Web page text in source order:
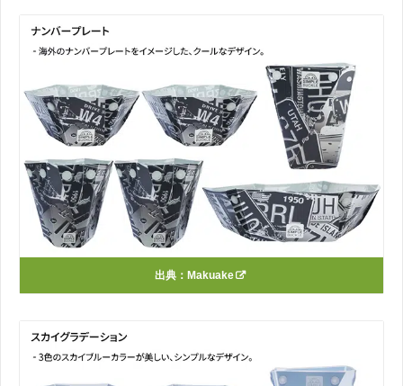
出典： Makuake